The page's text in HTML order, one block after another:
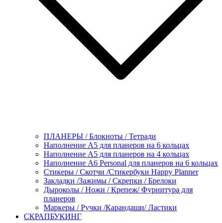
ПЛАНЕРЫ / Блокноты / Тетради
Наполнение А5 для планеров на 6 кольцах
Наполнение А5 для планеров на 4 кольцах
Наполнение А6 Personal для планеров на 6 кольцах
Стикеры / Скотчи /Стикербуки Happy Planner
Закладки /Зажимы / Скрепки / Брелоки
Дыроколы / Ножи / Крепеж/ Фурнитура для
планеров
Маркеры / Ручки /Карандаши/ Ластики
СКРАПБУКИНГ